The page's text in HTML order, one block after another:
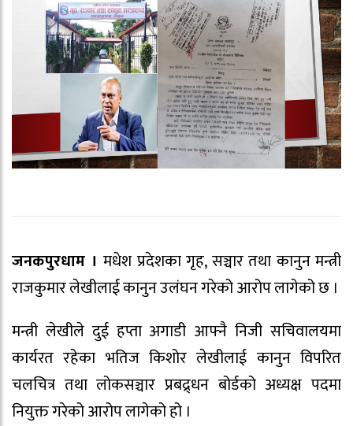
जनकपुरधाम । मधेश प्रदेशका गृह, सञ्चार तथा कानुन मन्त्री
राजकुमार लेखीलाई कानुन उलंघन गरेको आरोप लागेको छ ।
मन्त्री लेखीले दुई हप्ता अगाडी आफ्नै निजी सचिवालयमा
कार्यरत रहेका भतिज किशोर लेखीलाई कानुन विपरित
चलचित्र तथा लोकसञ्चार प्रबद्र्धन बोर्डको अध्यक्ष पदमा
नियुक्त गरेको आरोप लागेको हो ।